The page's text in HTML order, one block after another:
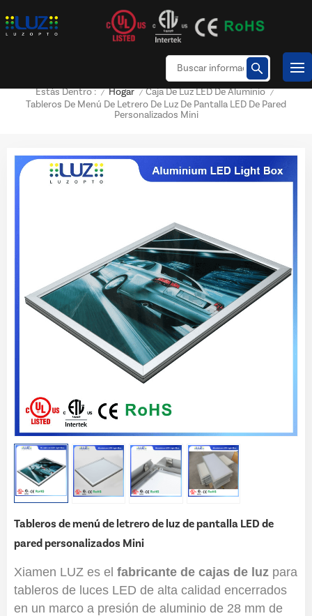
Estás Dentro : / Hogar / Caja De Luz LED De Aluminio /
Tableros De Menú De Letrero De Luz De Pantalla LED De Pared
Personalizados Mini
Tableros de menú de letrero de luz de pantalla LED de
pared personalizados Mini
Xiamen LUZ es el fabricante de cajas de luz para
tableros de luces LED de alta calidad encerrados
en un marco a presión de aluminio de 28 mm de